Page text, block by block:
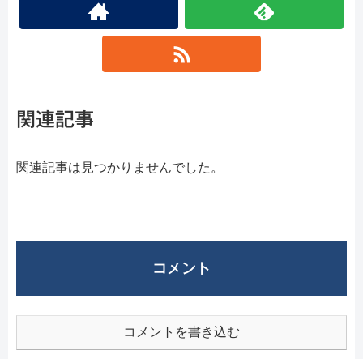
関連記事
関連記事は見つかりませんでした。
コメント
コメントを書き込む